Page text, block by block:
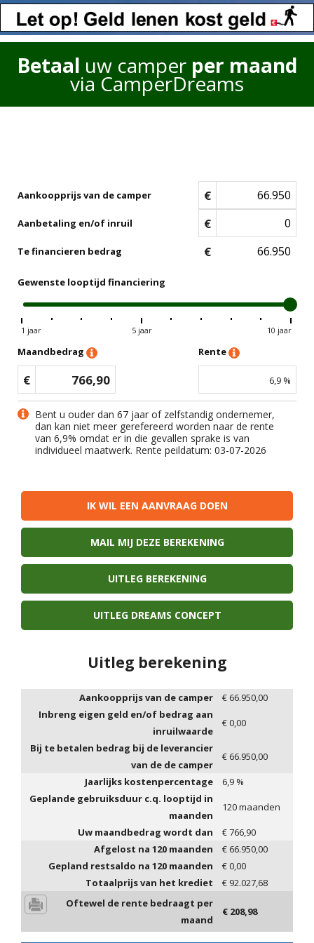
Betaal uw camper per maand
via CamperDreams
Aankoopprijs van de camper €
Aanbetaling en/of inruil €
Te financieren bedrag €
Gewenste looptijd financiering
1 jaar 5 jaar 10 jaar
Maandbedrag
€ 766,90
Rente
6,9 %
Bent u ouder dan 67 jaar of zelfstandig ondernemer,
dan kan niet meer gerefereerd worden naar de rente
van 6,9% omdat er in die gevallen sprake is van
individueel maatwerk. Rente peildatum: 03-07-2026
IK WIL EEN AANVRAAG DOEN
MAIL MIJ DEZE BEREKENING
UITLEG BEREKENING
UITLEG DREAMS CONCEPT
Uitleg berekening
Aankoopprijs van de camper € 66.950,00
Inbreng eigen geld en/of bedrag aan
inruilwaarde
€0,00
Bij te betalen bedrag bij de leverancier
van de de camper
€ 66.950,00
Jaarlijks kostenpercentage
6,9 %
Geplande gebruiksduur c.q. looptijd in
maanden
120maanden
Uw maandbedrag wordt dan
€766,90
Afgelost na 120 maanden € 66.950,00
Gepland restsaldo na 120 maanden €0,00
Totaalprijs van het krediet
€ 92.027,68
Oftewel de rente bedraagt per
maand
€ 208,98